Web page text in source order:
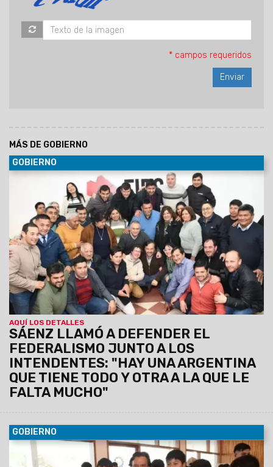
* campos requeridos
MÁS DE GOBIERNO
GOBIERNO
AQUÍ LOS DETALLES
SÁENZ LLAMÓ A DEFENDER EL
FEDERALISMO JUNTO A LOS
INTENDENTES: "HAY UNA ARGENTINA
QUE TIENE TODO Y OTRA A LA QUE LE
FALTA MUCHO"
30/06/2029
Al participar de la Asamblea del Foro de
intendentes donde se ratificó la conducción de Marcelo
Moisés y Efraín Orosco, el Gobernador destacó el orden
financiero de Salta pese a la deuda heredada y el escenario
nacional. Aseguró que Gobierno provincial y los intendentes
forman un mismo equipo, unidos por la gente.
GOBIERNO
08/08/2026
El Gobernador estuvo presente en la muestra
que contó con la participación de más de 65 instituciones.